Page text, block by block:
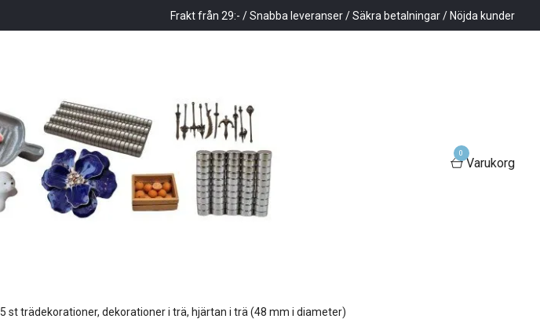
Frakt från 29:- / Snabba leveranser / Säkra betalningar / Nöjda kunder
0
Varukorg
5 st trädekorationer, dekorationer i trä, hjärtan i trä (48 mm i diameter)